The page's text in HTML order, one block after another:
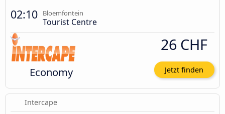
02:10 Bloemfontein
Tourist Centre
Economy
26 CHF
Jetzt finden
Intercape